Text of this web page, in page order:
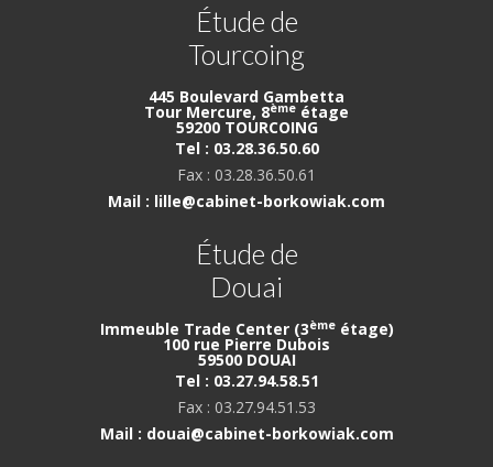
Étude de
Tourcoing
445 Boulevard Gambetta
Tour Mercure, 8ème étage
59200 TOURCOING
Tel : 03.28.36.50.60
Fax : 03.28.36.50.61
Mail : lille@cabinet-borkowiak.com
Étude de
Douai
Immeuble Trade Center (3èmeétage)
100 rue Pierre Dubois
59500 DOUAI
Tel : 03.27.94.58.51
Fax : 03.27.94.51.53
Mail : douai@cabinet-borkowiak.com